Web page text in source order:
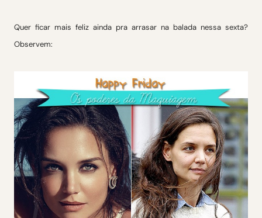
Quer ficar mais feliz ainda pra arrasar na balada nessa sexta?
Observem: